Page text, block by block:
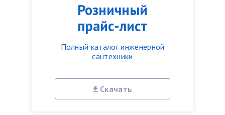
Розничный
прайс-лист
Полный каталог инженерной
сантехники
Скачать